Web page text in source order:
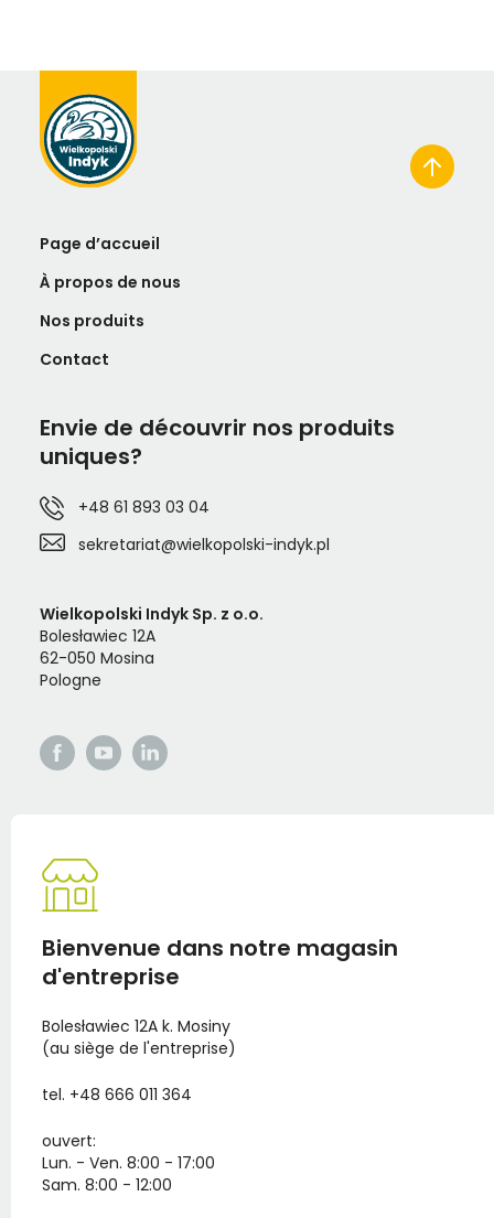
Page d’accueil
À propos de nous
Nos produits
Contact
Envie de découvrir nos produits
uniques?
+48 61 893 03 04
sekretariat@wielkopolski-indyk.pl
Wielkopolski Indyk Sp. z o.o.
Bolesławiec 12A
62-050 Mosina
Pologne
Bienvenue dans notre magasin
d'entreprise
Bolesławiec 12A k. Mosiny
(au siège de l'entreprise)
tel. +48 666 011 364
ouvert:
Lun. - Ven. 8:00 - 17:00
Sam. 8:00 - 12:00